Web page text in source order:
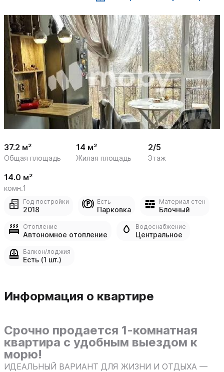
1
/
12
37.2 м²
Общая площадь
14 м²
Жилая площадь
2/5
Этаж
14.0 м²
комн.1
Год постройки
2018
Есть
Парковка
Материал стен
Блочный
Отопление
Автономное отопление
Водоснабжение
Центральное
Балкон/лоджия
Есть (1 шт.)
Информация о квартире
Срочно продается 1-комнатная
квартира с удобным выездом к
морю!
ИДЕАЛЬНЫЙ ВАРИАНТ ДЛЯ ЖИЗНИ И ОТДЫХА —